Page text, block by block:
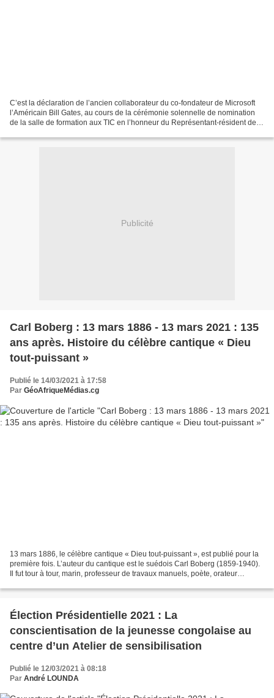
C’est la déclaration de l’ancien collaborateur du co-fondateur de Microsoft
l’Américain Bill Gates, au cours de la cérémonie solennelle de nomination
de la salle de formation aux TIC en l’honneur du Représentant-résident de
Publicité
Carl Boberg : 13 mars 1886 - 13 mars 2021 : 135
ans après. Histoire du célèbre cantique « Dieu
tout-puissant »
Publié le 14/03/2021 à 17:58
Par GéoAfriqueMédias.cg
13 mars 1886, le célèbre cantique « Dieu tout-puissant », est publié pour la
première fois. L’auteur du cantique est le suédois Carl Boberg (1859-1940).
Il fut tour à tour, marin, professeur de travaux manuels, poète, orateur
Élection Présidentielle 2021 : La
conscientisation de la jeunesse congolaise au
centre d’un Atelier de sensibilisation
Publié le 12/03/2021 à 08:18
Par André LOUNDA